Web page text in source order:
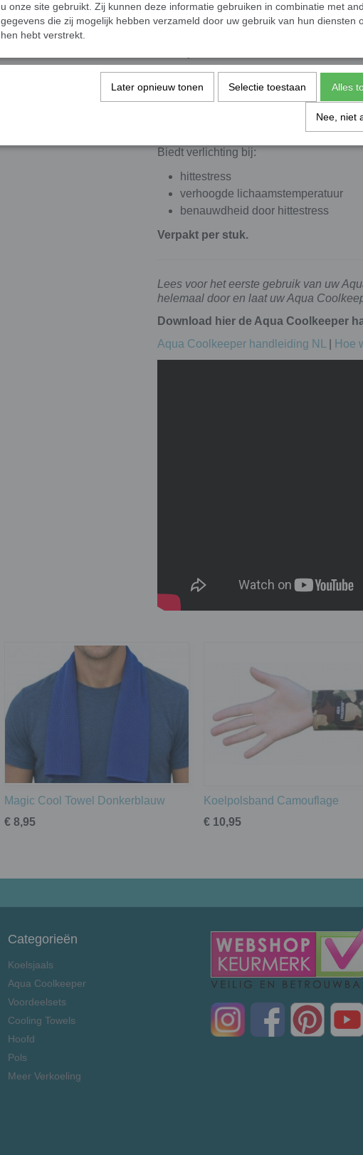
Leg je koelpolsband in koud water en
verkoeling bieden!
bij warm weer
tijdens sporten en werken
Biedt verlichting bij:
hittestress
verhoogde lichaamstemperatuur
benauwdheid door hittestress
Verpakt per stuk.
Lees voor het eerste gebruik van uw
helemaal door en laat uw Aqua
Download hier de Aqua Coolkeeper
Aqua Coolkeeper handleiding NL
Hoe
Magic Cool Towel Donkerblauw
€ 8,95
Koelpolsband Camouflage
€ 10,95
Categorieën
Koelsjaals
Aqua Coolkeeper
Voordeelsets
Cooling Towels
Hoofd
Pols
Meer Verkoeling
u onze site gebruikt. Zij kunnen deze informatie gebruiken in combinatie met
gegevens die zij mogelijk hebben verzameld door uw gebruik van hun diensten
hen hebt verstrekt.
Later opnieuw tonen Selectie toestaan Alles
Nee, niet